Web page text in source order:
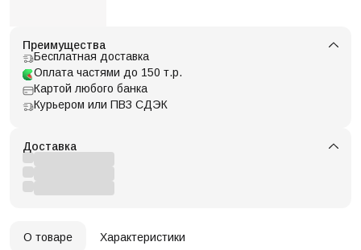
Преимущества
Бесплатная доставка
Оплата частями до 150 т.р.
Картой любого банка
Курьером или ПВЗ СДЭК
Доставка
О товаре Характеристики